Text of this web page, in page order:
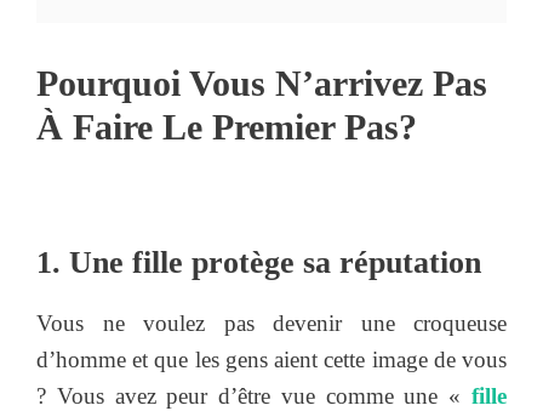
Pourquoi Vous N’arrivez Pas
À Faire Le Premier Pas?
1. Une fille protège sa réputation
Vous ne voulez pas devenir une croqueuse
d’homme et que les gens aient cette image de vous
? Vous avez peur d’être vue comme une « fille